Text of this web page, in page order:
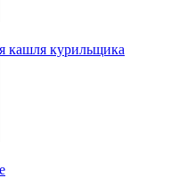
кашля курильщика